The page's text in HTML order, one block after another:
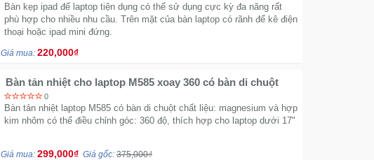
Bàn kẹp ipad để laptop tiện dụng có thể sử dụng cực kỳ đa năng rất
phù hợp cho nhiều nhu cầu. Trên mặt của bàn laptop có rãnh để kê điện
thoại hoặc ipad mini đứng.
Giá mua: 220,000₫
Bàn tản nhiệt cho laptop M585 xoay 360 có bàn di chuột
0
Bàn tản nhiệt laptop M585 có bàn di chuột chất liệu: magnesium và hợp
kim nhôm có thể điều chỉnh góc: 360 độ, thích hợp cho laptop dưới 17"
Giá mua: 299,000₫ Giá gốc: 375,000₫